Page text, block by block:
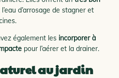
d’arrosage de stagner et
également les incorporer à
pour l’aérer et la drainer.
au jardin